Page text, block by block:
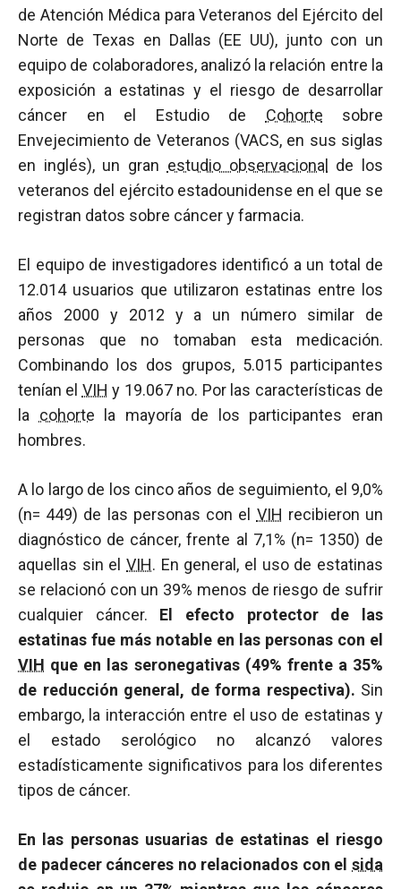
de Atención Médica para Veteranos del Ejército del
Norte de Texas en Dallas (EE UU), junto con un
equipo de colaboradores, analizó la relación entre la
exposición a estatinas y el riesgo de desarrollar
cáncer en el Estudio de Cohorte sobre
Envejecimiento de Veteranos (VACS, en sus siglas
en inglés), un gran estudio observacional
de los
veteranos del ejército estadounidense en el que se
registran datos sobre cáncer y farmacia.
El equipo de investigadores identificó a un total de
12.014 usuarios que utilizaron estatinas entre los
años 2000 y 2012 y a un número similar de
personas que no tomaban esta medicación.
Combinando los dos grupos, 5.015 participantes
tenían el VIH y 19.067 no. Por las características de
la cohorte la mayoría de los participantes eran
hombres.
A lo largo de los cinco años de seguimiento, el 9,0%
(n= 449) de las personas con el VIH recibieron un
diagnóstico de cáncer, frente al 7,1% (n= 1350) de
aquellas sin el VIH. En general, el uso de estatinas
se relacionó con un 39% menos de riesgo de sufrir
cualquier cáncer. El efecto protector de las
estatinas fue más notable en las personas con el
VIH que en las seronegativas (49% frente a 35%
de reducción general, de forma respectiva). Sin
embargo, la interacción entre el uso de estatinas y
el estado serológico no alcanzó valores
estadísticamente significativos para los diferentes
tipos de cáncer.
En las personas usuarias de estatinas el riesgo
de padecer cánceres no relacionados con el sida